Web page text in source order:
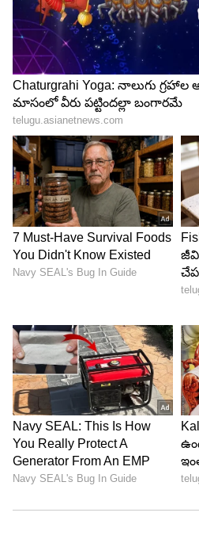
ఆమె సోదరుడు హర్విందర్
ఫోగ‌ట్ కు స్వాగతం
మంది చేరుకున్నారు. మా
పలకడానికి ప్రజలు కూడా వేచి
కలవడానికి, ఆమెను
ఉన్నారు" అని తెలిపారు.
LATEST VIDEOS